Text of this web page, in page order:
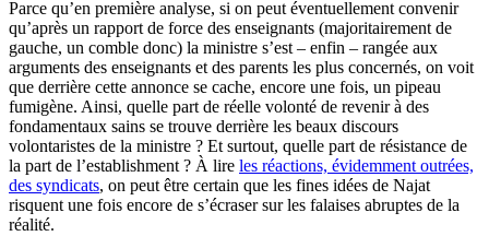
Parce qu’en première analyse, si on peut éventuellement convenir
qu’après un rapport de force des enseignants (majoritairement de
gauche, un comble donc) la ministre s’est – enfin – rangée aux
arguments des enseignants et des parents les plus concernés, on voit
que derrière cette annonce se cache, encore une fois, un pipeau
fumigène. Ainsi, quelle part de réelle volonté de revenir à des
fondamentaux sains se trouve derrière les beaux discours
volontaristes de la ministre ? Et surtout, quelle part de résistance de
la part de l’establishment ? À lire les réactions, évidemment outrées,
des syndicats, on peut être certain que les fines idées de Najat
risquent une fois encore de s’écraser sur les falaises abruptes de la
réalité.